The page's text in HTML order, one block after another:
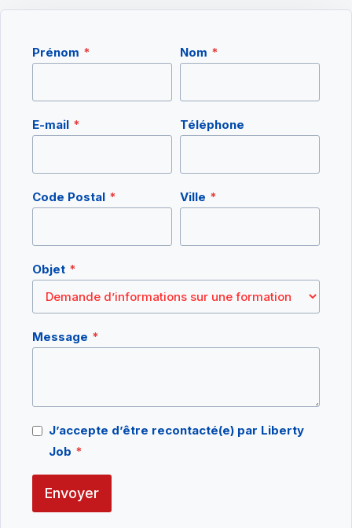
Prénom * Nom *
E-mail * Téléphone
Code Postal * Ville *
Objet *
Message *
J’accepte d’être recontacté(e) par Liberty
Job *
Envoyer